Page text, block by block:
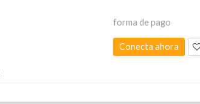
forma de pago
Conecta ahora